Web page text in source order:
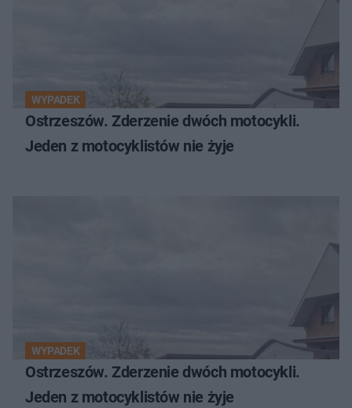
WYPADEK
Ostrzeszów. Zderzenie dwóch motocykli.
Jeden z motocyklistów nie żyje
WYPADEK
Ostrzeszów. Zderzenie dwóch motocykli.
Jeden z motocyklistów nie żyje